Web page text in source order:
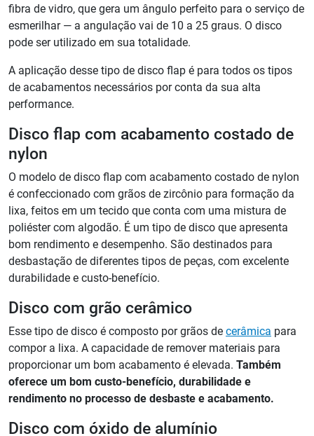
fibra de vidro, que gera um ângulo perfeito para o serviço de
esmerilhar — a angulação vai de 10 a 25 graus. O disco
pode ser utilizado em sua totalidade.
A aplicação desse tipo de disco flap é para todos os tipos
de acabamentos necessários por conta da sua alta
performance.
Disco flap com acabamento costado de
nylon
O modelo de disco flap com acabamento costado de nylon
é confeccionado com grãos de zircônio para formação da
lixa, feitos em um tecido que conta com uma mistura de
poliéster com algodão. É um tipo de disco que apresenta
bom rendimento e desempenho. São destinados para
desbastação de diferentes tipos de peças, com excelente
durabilidade e custo-benefício.
Disco com grão cerâmico
Esse tipo de disco é composto por grãos de cerâmica para
compor a lixa. A capacidade de remover materiais para
proporcionar um bom acabamento é elevada. Também
oferece um bom custo-benefício, durabilidade e
rendimento no processo de desbaste e acabamento.
Disco com óxido de alumínio